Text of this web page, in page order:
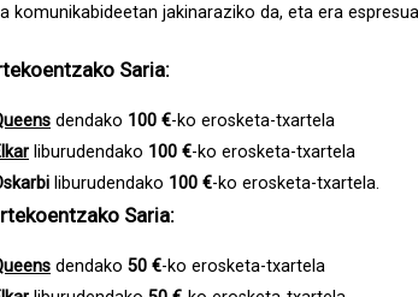
komunikabideetan jakinaraziko da, eta era
Saria:
dendako 100 €-ko erosketa-txartela
liburudendako 100 €-ko erosketa-txartela
liburudendako 100 €-ko erosketa-txartela.
Saria:
dendako 50 €-ko erosketa-txartela